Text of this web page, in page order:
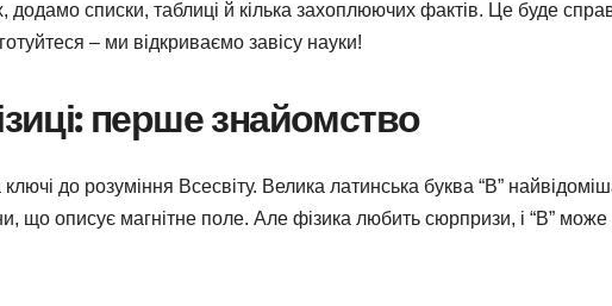
списки, таблиці й кілька захоплюючих фактів. Це буде
– ми відкриваємо завісу науки!
перше знайомство
до розуміння Всесвіту. Велика латинська буква “В”
що описує магнітне поле. Але фізика любить сюрпризи, і “В” може